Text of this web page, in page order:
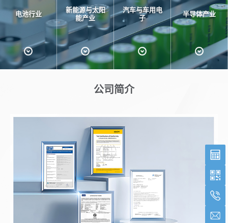
电池行业
新能源与太阳
能产业
汽车与车用电
子
半导体产业
公司简介